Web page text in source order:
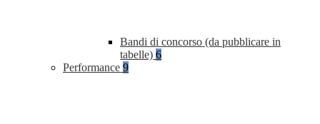
Bandi di concorso (da pubblicare in
tabelle) 6
Performance 9